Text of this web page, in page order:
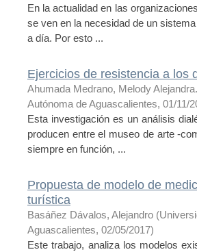
En la actualidad en las
se ven en la necesidad de un
a día. Por esto ...
Ejercicios de resistencia a los
Ahumada Medrano, Melody Alejandra.
Autónoma de Aguascalientes, 01/11/
Esta investigación es un análisis
producen entre el museo de arte -
siempre en función, ...
Propuesta de modelo de
turística
Basáñez Dávalos, Alejandro (
Aguascalientes, 02/05/2017)
Este trabajo, analiza los modelos